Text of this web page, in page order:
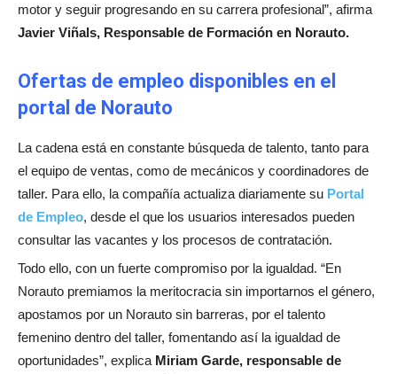
motor y seguir progresando en su carrera profesional”, afirma
Javier Viñals, Responsable de Formación en Norauto.
Ofertas de empleo disponibles en el
portal de Norauto
La cadena está en constante búsqueda de talento, tanto para
el equipo de ventas, como de mecánicos y coordinadores de
taller. Para ello, la compañía actualiza diariamente su Portal
de Empleo, desde el que los usuarios interesados pueden
consultar las vacantes y los procesos de contratación.
Todo ello, con un fuerte compromiso por la igualdad. “En
Norauto premiamos la meritocracia sin importarnos el género,
apostamos por un Norauto sin barreras, por el talento
femenino dentro del taller, fomentando así la igualdad de
oportunidades”, explica Miriam Garde, responsable de